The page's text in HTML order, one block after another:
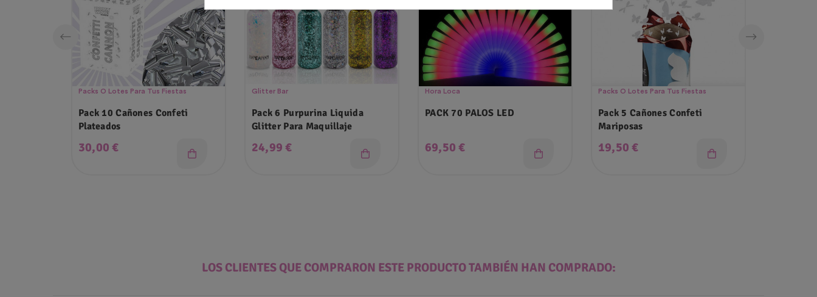
Packs O Lotes Para Tus Fiestas
Pack 10 Cañones Confeti
Plateados
Precio
30,00 €
Glitter Bar
Pack 6 Purpurina Liquida
Glitter Para Maquillaje
Precio
24,99 €
Hora Loca
PACK 70 PALOS LED
Precio
69,50 €
Packs O Lotes Para Tus Fiestas
Pack 5 Cañones Confeti
Mariposas
Precio
19,50 €
LOS CLIENTES QUE COMPRARON ESTE PRODUCTO TAMBIÉN HAN COMPRADO: